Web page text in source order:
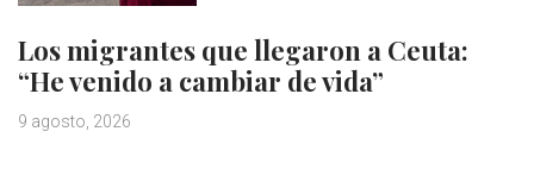
Los migrantes que llegaron a Ceuta:
“He venido a cambiar de vida”
9 agosto, 2026